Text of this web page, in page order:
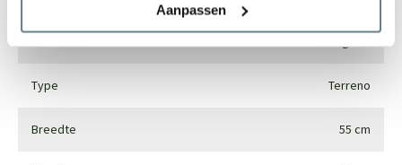
Aanpassen
Type Terreno
Breedte 55 cm